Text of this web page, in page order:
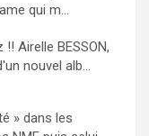
qui m...
!! Airelle BESSON,
nouvel alb...
» dans les